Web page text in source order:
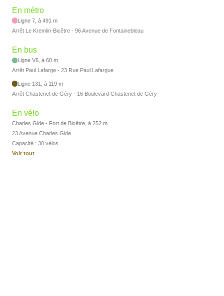
En métro
Ligne 7, à 491 m
Arrêt Le Kremlin-Bicêtre - 96 Avenue de Fontainebleau
En bus
Ligne V6, à 60 m
Arrêt Paul Lafarge - 23 Rue Paul Lafargue
Ligne 131, à 119 m
Arrêt Chastenet de Géry - 16 Boulevard Chastenet de Géry
En vélo
Charles Gide - Fort de Bicêtre, à 252 m
23 Avenue Charles Gide
Capacité : 30 vélos
Voir tout